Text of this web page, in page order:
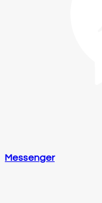
Messenger